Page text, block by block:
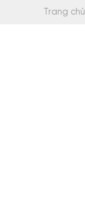
Trang chủ